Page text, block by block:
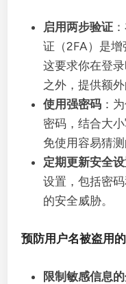
启用两步验证
证（2FA）是增
这要求你在登
之外，提供额外
使用强密码 ：
密码，结合大
免使用容易猜
定期更新安全
设置，包括密
的安全威胁。
预防用户名被盗用
限制敏感信息